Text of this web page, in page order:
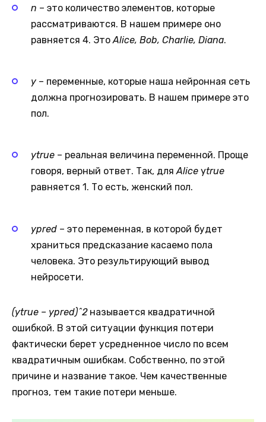
n – это количество элементов, которые
рассматриваются. В нашем примере оно
равняется 4. ЭтоAlice, Bob, Charlie, Diana.
y – переменные, которые наша нейронная сеть
должна прогнозировать. В нашем примере это
пол.
ytrue – реальная величина переменной. Проще
говоря, верный ответ. Так, дляAlice ytrue
равняется 1. То есть, женский пол.
ypred – это переменная, в которой будет
храниться предсказание касаемо пола
человека. Это результирующий вывод
нейросети.
(ytrue – ypred)^2называется квадратичной
ошибкой. В этой ситуации функция потери
фактически берет усредненное число по всем
квадратичным ошибкам. Собственно, по этой
причине и название такое. Чем качественные
прогноз, тем такие потери меньше.